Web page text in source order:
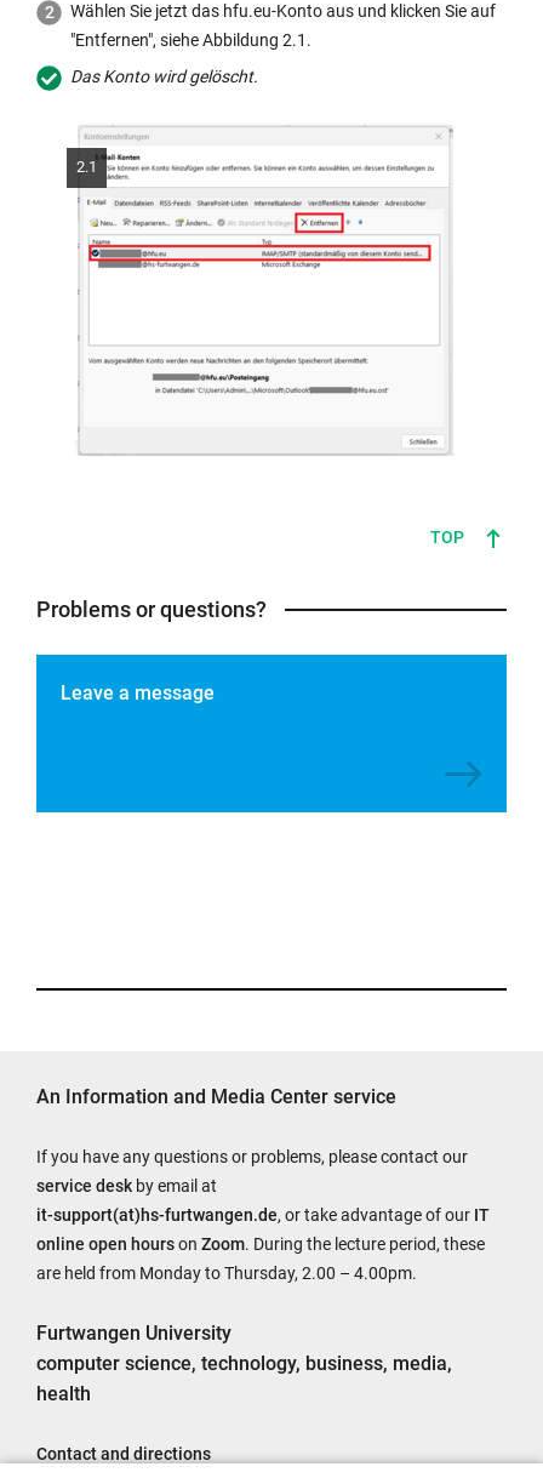
Wählen Sie jetzt das hfu.eu-Konto aus und klicken Sie auf
"Entfernen", siehe Abbildung 2.1.
Das Konto wird gelöscht.
2.1
TOP
Problems or questions?
Leave a message
An Information and Media Center service
If you have any questions or problems, please contact our
service desk by email at
it-support(at)hs-furtwangen.de, or take advantage of our IT
online open hourson Zoom. During the lecture period, these
are held from Monday to Thursday, 2.00 – 4.00pm.
Furtwangen University
computer science, technology, business, media,
health
Contact and directions